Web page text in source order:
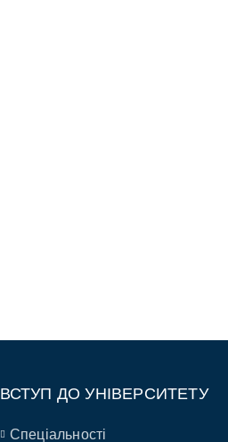
ВСТУП ДО УНІВЕРСИТЕТУ
Спеціальності